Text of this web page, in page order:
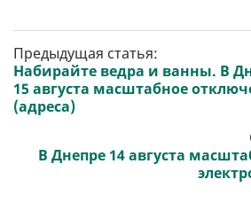
Предыдущая статья:
Набирайте ведра и ванны. В
15 августа масштабное
(адреса)
В Днепре 14 августа